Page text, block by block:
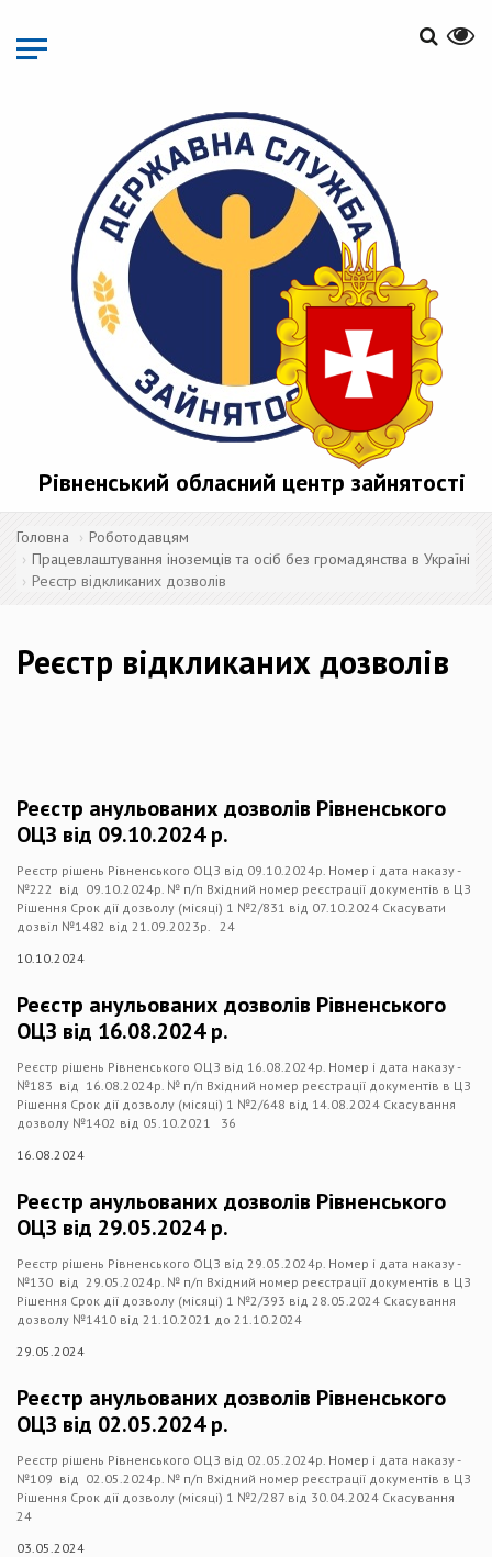
основного
матеріалу
Рівненський обласний центр зайнятості
Головна
Роботодавцям
Працевлаштування іноземців та осіб без громадянства в Україні
Реєстр відкликаних дозволів
Реєстр відкликаних дозволів
Реєстр анульованих дозволів Рівненського
ОЦЗ від 09.10.2024 р.
Реєстр рішень Рівненського ОЦЗ від 09.10.2024р. Номер і дата наказу -
№222 від 09.10.2024р. № п/п Вхідний номер реєстрації документів в ЦЗ
Рішення Срок дії дозволу (місяці) 1 №2/831 від 07.10.2024 Скасувати
дозвіл №1482 від 21.09.2023р. 24
10.10.2024
Реєстр анульованих дозволів Рівненського
ОЦЗ від 16.08.2024 р.
Реєстр рішень Рівненського ОЦЗ від 16.08.2024р. Номер і дата наказу -
№183 від 16.08.2024р. № п/п Вхідний номер реєстрації документів в ЦЗ
Рішення Срок дії дозволу (місяці) 1 №2/648 від 14.08.2024 Скасування
дозволу №1402 від 05.10.2021 36
16.08.2024
Реєстр анульованих дозволів Рівненського
ОЦЗ від 29.05.2024 р.
Реєстр рішень Рівненського ОЦЗ від 29.05.2024р. Номер і дата наказу -
№130 від 29.05.2024р. № п/п Вхідний номер реєстрації документів в ЦЗ
Рішення Срок дії дозволу (місяці) 1 №2/393 від 28.05.2024 Скасування
дозволу №1410 від 21.10.2021 до 21.10.2024
29.05.2024
Реєстр анульованих дозволів Рівненського
ОЦЗ від 02.05.2024 р.
Реєстр рішень Рівненського ОЦЗ від 02.05.2024р. Номер і дата наказу -
№109 від 02.05.2024р. № п/п Вхідний номер реєстрації документів в ЦЗ
Рішення Срок дії дозволу (місяці) 1 №2/287 від 30.04.2024 Скасування
24
03.05.2024